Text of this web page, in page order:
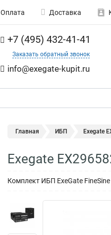
Оплата Доставка
+7 (495) 432-41-41
Заказать обратный звонок
info@exegate-kupit.ru
Главная ИБП Exegate
Exegate
Комплект ИБП ExeGate